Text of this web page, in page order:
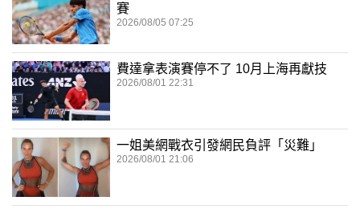
賽
2026/08/05 07:25
費達拿表演賽停不了 10月上海再獻技
2026/08/01 22:31
一姐美網戰衣引發網民負評「災難」
2026/08/01 21:06